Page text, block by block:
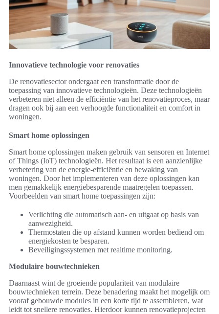
Innovatieve technologie voor renovaties
De renovatiesector ondergaat een transformatie door de
toepassing van innovatieve technologieën. Deze technologieën
verbeteren niet alleen de efficiëntie van het renovatieproces, maar
dragen ook bij aan een verhoogde functionaliteit en comfort in
woningen.
Smart home oplossingen
Smart home oplossingen maken gebruik van sensoren en Internet
of Things (IoT) technologieën. Het resultaat is een aanzienlijke
verbetering van de energie-efficiëntie en bewaking van
woningen. Door het implementeren van deze oplossingen kan
men gemakkelijk energiebesparende maatregelen toepassen.
Voorbeelden van smart home toepassingen zijn:
Verlichting die automatisch aan- en uitgaat op basis van
aanwezigheid.
Thermostaten die op afstand kunnen worden bediend om
energiekosten te besparen.
Beveiligingssystemen met realtime monitoring.
Modulaire bouwtechnieken
Daarnaast wint de groeiende populariteit van modulaire
bouwtechnieken terrein. Deze benadering maakt het mogelijk om
vooraf gebouwde modules in een korte tijd te assembleren, wat
leidt tot snellere renovaties. Hierdoor kunnen renovatieprojecten